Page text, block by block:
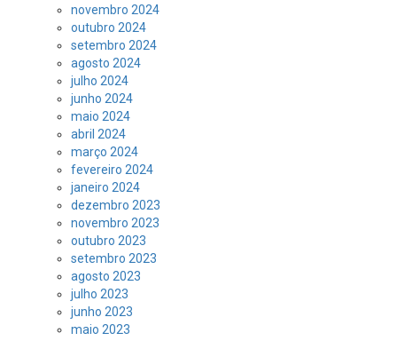
novembro 2024
outubro 2024
setembro 2024
agosto 2024
julho 2024
junho 2024
maio 2024
abril 2024
março 2024
fevereiro 2024
janeiro 2024
dezembro 2023
novembro 2023
outubro 2023
setembro 2023
agosto 2023
julho 2023
junho 2023
maio 2023